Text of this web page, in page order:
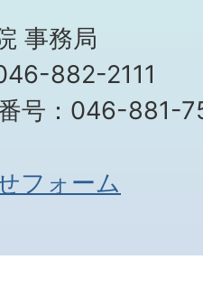
事務局
882-2111
号：046-881-
フォーム